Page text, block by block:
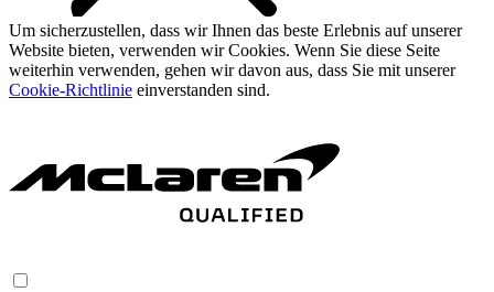
Um sicherzustellen, dass wir Ihnen das beste Erlebnis auf unserer
Website bieten, verwenden wir Cookies. Wenn Sie diese Seite
weiterhin verwenden, gehen wir davon aus, dass Sie mit unserer
Cookie-Richtlinie einverstanden sind.